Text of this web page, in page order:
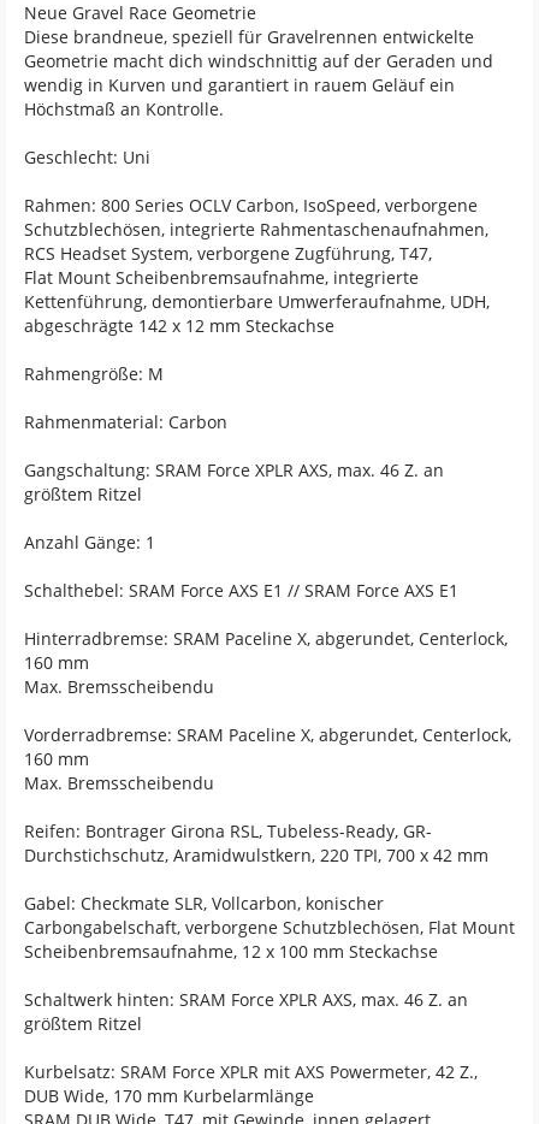
Neue Gravel Race Geometrie
Diese brandneue, speziell für Gravelrennen entwickelte
Geometrie macht dich windschnittig auf der Geraden und
wendig in Kurven und garantiert in rauem Geläuf ein
Höchstmaß an Kontrolle.
Geschlecht: Uni
Rahmen: 800 Series OCLV Carbon, IsoSpeed, verborgene
Schutzblechösen, integrierte Rahmentaschenaufnahmen,
RCS Headset System, verborgene Zugführung, T47,
Flat Mount Scheibenbremsaufnahme, integrierte
Kettenführung, demontierbare Umwerferaufnahme, UDH,
abgeschrägte 142 x 12 mm Steckachse
Rahmengröße: M
Rahmenmaterial: Carbon
Gangschaltung: SRAM Force XPLR AXS, max. 46 Z. an
größtem Ritzel
Anzahl Gänge: 1
Schalthebel: SRAM Force AXS E1 // SRAM Force AXS E1
Hinterradbremse: SRAM Paceline X, abgerundet, Centerlock,
160 mm
Max. Bremsscheibendu
Vorderradbremse: SRAM Paceline X, abgerundet, Centerlock,
160 mm
Max. Bremsscheibendu
Reifen: Bontrager Girona RSL, Tubeless-Ready, GR-
Durchstichschutz, Aramidwulstkern, 220 TPI, 700 x 42 mm
Gabel: Checkmate SLR, Vollcarbon, konischer
Carbongabelschaft, verborgene Schutzblechösen, Flat Mount
Scheibenbremsaufnahme, 12 x 100 mm Steckachse
Schaltwerk hinten: SRAM Force XPLR AXS, max. 46 Z. an
größtem Ritzel
Kurbelsatz: SRAM Force XPLR mit AXS Powermeter, 42 Z.,
DUB Wide, 170 mm Kurbelarmlänge